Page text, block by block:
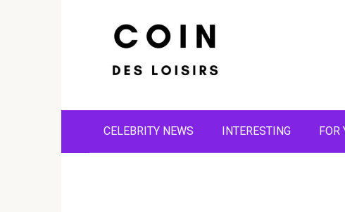
CELEBRITY NEWS INTERESTING FOR